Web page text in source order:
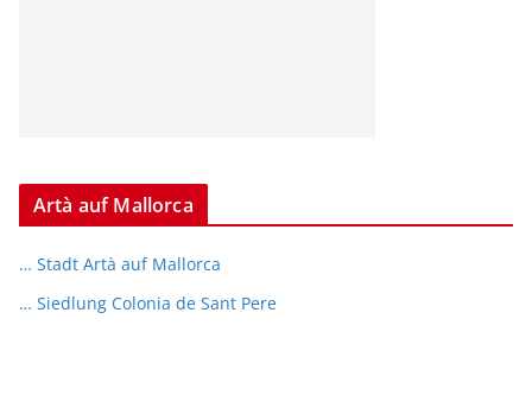
Artà auf Mallorca
… Stadt Artà auf Mallorca
… Siedlung Colonia de Sant Pere